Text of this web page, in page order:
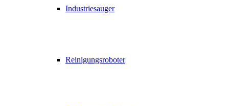
Industriesauger
Reinigungsroboter